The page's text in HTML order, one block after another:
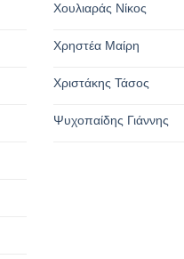
Χουλιαράς Νίκος
Χρηστέα Μαίρη
Χριστάκης Τάσος
Ψυχοπαίδης Γιάννης